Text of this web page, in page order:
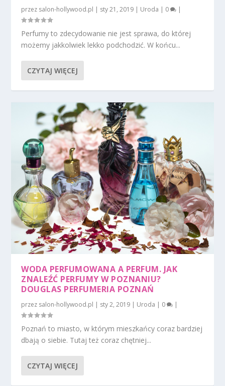
przez salon-hollywood.pl | sty 21, 2019 | Uroda | 0 |
Perfumy to zdecydowanie nie jest sprawa, do której
możemy jakkolwiek lekko podchodzić. W końcu...
CZYTAJ WIĘCEJ
WODA PERFUMOWANA A PERFUM. JAK
ZNALEŹĆ PERFUMY W POZNANIU?
DOUGLAS PERFUMERIA POZNAŃ
przez salon-hollywood.pl | sty 2, 2019 | Uroda | 0 |
Poznań to miasto, w którym mieszkańcy coraz bardziej
dbają o siebie. Tutaj też coraz chętniej...
CZYTAJ WIĘCEJ